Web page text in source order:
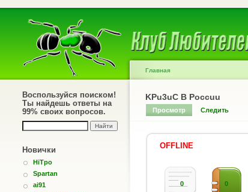
Воспользуйся поиском!
Ты найдешь ответы на
99% своих вопросов.
Новички
HiTpo
Spartan
ai91
Главная
KPu3uC B Poccuu
Просмотр Следить
OFFLINE
0 0